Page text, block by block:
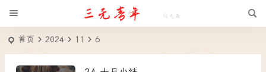
首页 2024 11 6